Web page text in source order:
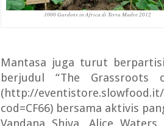
1000 Gardens in Africa di Terra Madre 2012
Mantasa juga turut
berjudul “The Grassroots
(http://
cod=CF66) bersama aktivis
Vandana Shiva, Alice